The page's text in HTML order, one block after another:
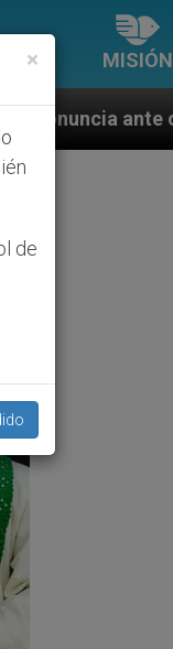
MISIÓN
obispo
×
de